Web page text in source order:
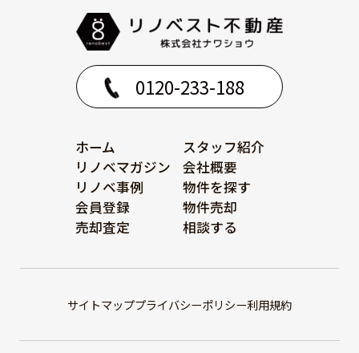
0120-233-188
ホーム
スタッフ紹介
リノベマガジン
会社概要
リノベ事例
物件を探す
会員登録
物件売却
売却査定
相談する
サイトマッププライバシーポリシー利用規約